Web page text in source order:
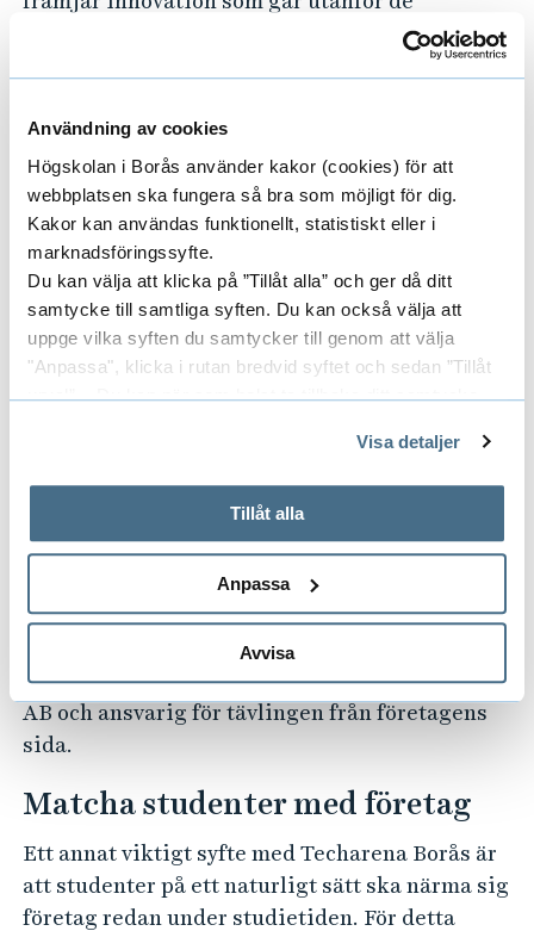
Användning av cookies
Högskolan i Borås använder kakor (cookies) för att
webbplatsen ska fungera så bra som möjligt för dig.
Kakor kan användas funktionellt, statistiskt eller i
marknadsföringssyfte.
Du kan välja att klicka på ”Tillåt alla” och ger då ditt
samtycke till samtliga syften. Du kan också välja att
uppge vilka syften du samtycker till genom att välja
"Anpassa", klicka i rutan bredvid syftet och sedan ”Tillåt
urval”. Du kan när som helst ta tillbaka ditt samtycke
På fliken "Information" kan du läsa om hur kakorna
används och hur vi och våra leverantörer inhämtar och
behandlar personuppgifter.
Visa detaljer
Tillåt alla
Anpassa
Avvisa
ordinarie strukturer som vardagen innebär.
Tillsammans åstadkommer vi mer än vi skulle
säger Jonas Toftefors, digital chef på Pulsen
AB.
Borås Tech Challenge
Borås Tech Challenge är ett ”hackathon”, som
hålls på Högskolan i Borås den 11–12 maj. Där
deltar ett trettiotal student- och företagsteam
som under 24 timmar ska ta fram en digital
prototyp på en utmaning. Temat för året: Hur
kan tech bidra till ett digitalt och hållbarare
vinner tävlingen.
— Liknande tävlingar har hållits på andra
lärosäten och vi vet att det kan locka fram
riktigt kreativa och spännande lösningar från
både studenter- och företagslag, säger Göran
Lobell, CTO och utvecklingschef på NetOnNet
AB och ansvarig för tävlingen från företagens
sida.
Matcha studenter med företag
Ett annat viktigt syfte med Techarena Borås är
att studenter på ett naturligt sätt ska närma sig
företag redan under studietiden. För detta